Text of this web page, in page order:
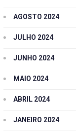
AGOSTO 2024
JULHO 2024
JUNHO 2024
MAIO 2024
ABRIL 2024
JANEIRO 2024